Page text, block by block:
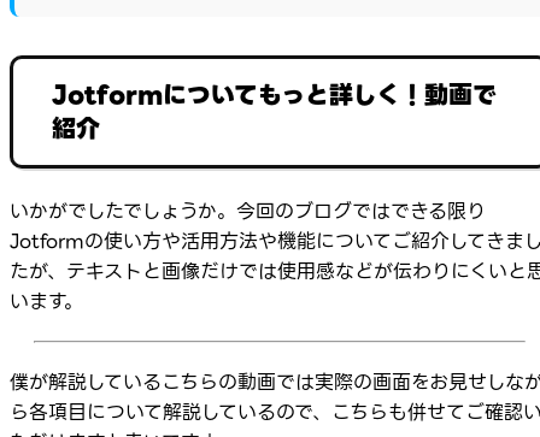
Jotformについてもっと詳しく！動画で
紹介
いかがでしたでしょうか。今回のブログではできる限り
Jotformの使い方や活用方法や機能についてご紹介してきま
たが、テキストと画像だけでは使用感などが伝わりにくいと
います。
僕が解説しているこちらの動画では実際の画面をお見せしな
ら各項目について解説しているので、こちらも併せてご確認